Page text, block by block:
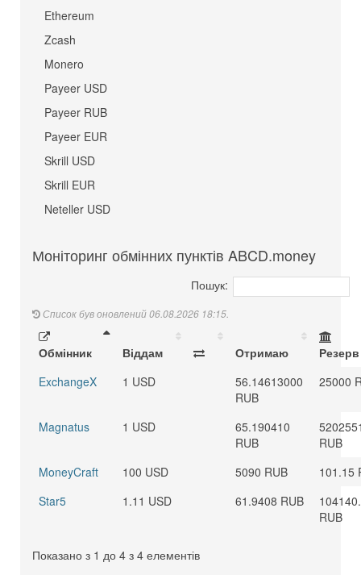
Ethereum
Zcash
Monero
Payeer USD
Payeer RUB
Payeer EUR
Skrill USD
Skrill EUR
Neteller USD
Моніторинг обмінних пунктів ABCD.money
Пошук:
Список був оновлений 06.08.2026 18:15.
Обмінник Віддам Отримаю
Резерв
ExchangeX
1 USD
56.14613000
RUB
25000
Magnatus 1 USD
65.190410
RUB
RUB
MoneyCraft
100 USD 5090 RUB
101.15
Star5
1.11 USD 61.9408 RUB
RUB
Показано з 1 до 4 з 4 елементів